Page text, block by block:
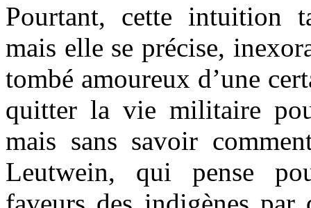
Pourtant, cette intuition
mais elle se précise,
tombé amoureux d’une
quitter la vie militaire
mais sans savoir
Leutwein, qui pense